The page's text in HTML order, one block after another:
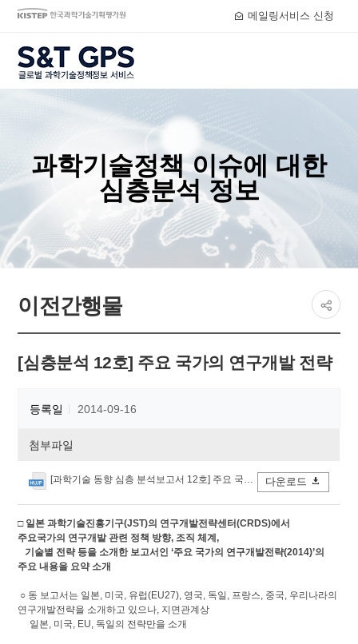
S&T GPS
메일링서비스 신청
과학기술정책 이슈에 대한
심층분석 정보
이전간행물
페이지
공유
share
[심층분석 12호] 주요 국가의 연구개발 전략
등록일 2014-09-16
첨부파일
[과학기술 동향 심층 분석보고서 12호] 주요 국가의 연구개발 전략.hwp 다운로드
□ 일본 과학기술진흥기구(JST)의 연구개발전략센터(CRDS)에서
주요국가의 연구개발 관련 정책 방향, 조직 체계,
기술별 전략 등을 소개한 보고서인 ‘주요 국가의 연구개발전략(2014)’의
주요 내용을 요약 소개
○ 동 보고서는 일본, 미국, 유럽(EU27), 영국, 독일, 프랑스, 중국, 우리나라의
연구개발전략을 소개하고 있으나, 지면관계상
일본, 미국, EU, 독일의 전략만을 소개